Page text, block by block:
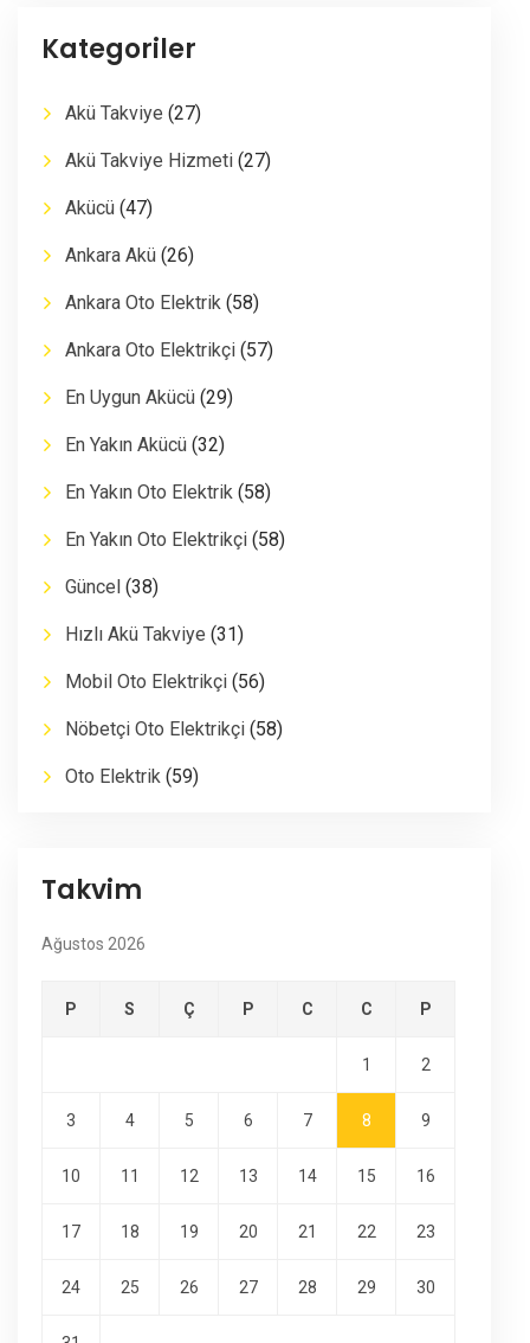
Kategoriler
Akü Takviye (27)
Akü Takviye Hizmeti (27)
Akücü (47)
Ankara Akü (26)
Ankara Oto Elektrik (58)
Ankara Oto Elektrikçi (57)
En Uygun Akücü (29)
En Yakın Akücü (32)
En Yakın Oto Elektrik (58)
En Yakın Oto Elektrikçi (58)
Güncel (38)
Hızlı Akü Takviye (31)
Mobil Oto Elektrikçi (56)
Nöbetçi Oto Elektrikçi (58)
Oto Elektrik (59)
Takvim
Ağustos 2026
P S Ç P C C P
1 2
3 4 5 6 7 8 9
10 11 12 13 14 15 16
17 18 19 20 21 22 23
24 25 26 27 28 29 30